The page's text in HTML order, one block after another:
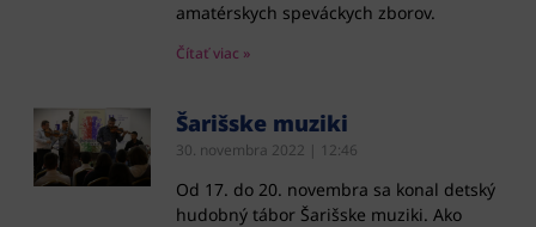
amatérskych speváckych zborov.
Čítať viac »
Šarišske muziki
30. novembra 2022 12:46
Od 17. do 20. novembra sa konal detský
hudobný tábor Šarišske muziki. Ako